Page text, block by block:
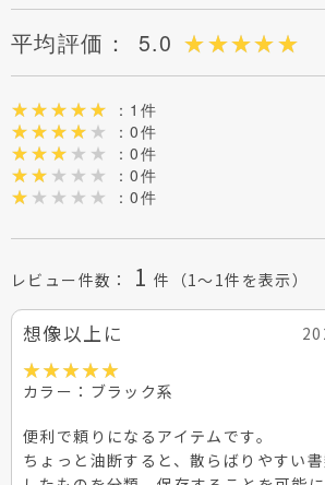
平均評価： 5.0
：1件
：0件
：0件
：0件
：0件
レビュー件数： 1 件 （1～1件を表示）
想像以上に
カラー：ブラック系
便利で頼りになるアイテムです。
ちょっと油断すると、散らばりやすい